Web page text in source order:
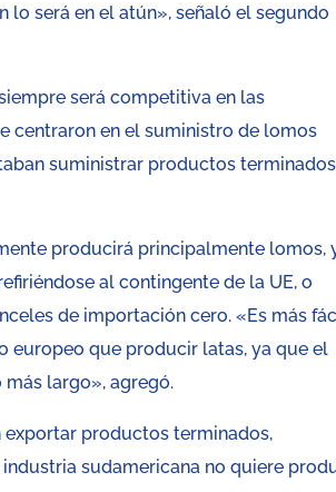
lo será en el atún», señaló el segundo
será competitiva en las
centraron en el suministro de lomos
suministrar productos
producirá principalmente lomos,
al contingente de la UE, o
de importación cero. «Es más
europeo que producir latas, ya que el
largo», agregó.
exportar productos terminados,
sudamericana no quiere